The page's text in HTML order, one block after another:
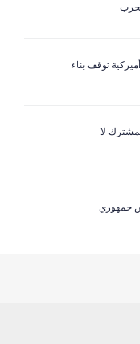
توقف بناء
لا
جمهوري